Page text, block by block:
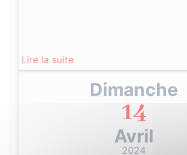
Lire la suite
Dimanche
14
Avril
2024